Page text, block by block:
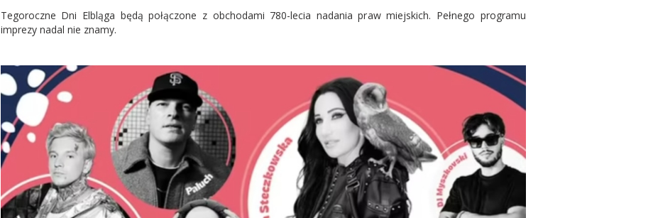
Tegoroczne Dni Elbląga będą połączone z obchodami 780-lecia nadania praw miejskich. Pełnego programu
imprezy nadal nie znamy.